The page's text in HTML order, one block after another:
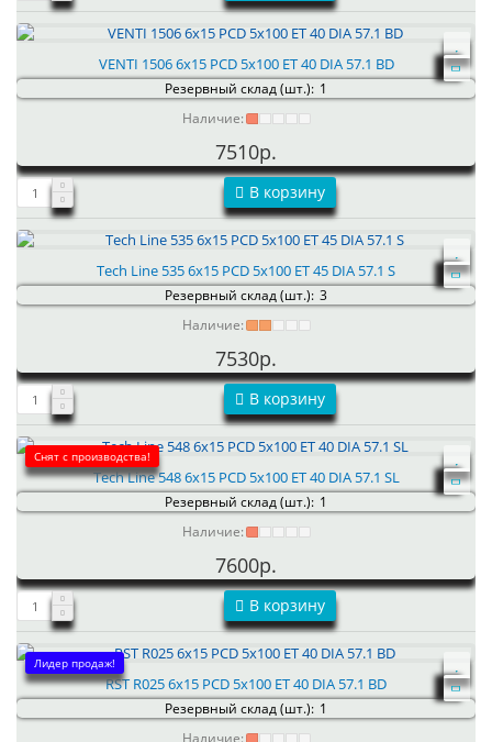
VENTI 1506 6x15 PCD 5x100 ET 40 DIA 57.1 BD
Резервный склад (шт.): 1
Наличие:
7510р.
В корзину
Tech Line 535 6x15 PCD 5x100 ET 45 DIA 57.1 S
Резервный склад (шт.): 3
Наличие:
7530р.
В корзину
Снят с производства!
Tech Line 548 6x15 PCD 5x100 ET 40 DIA 57.1 SL
Резервный склад (шт.): 1
Наличие:
7600р.
В корзину
Лидер продаж!
RST R025 6x15 PCD 5x100 ET 40 DIA 57.1 BD
Резервный склад (шт.): 1
Наличие: